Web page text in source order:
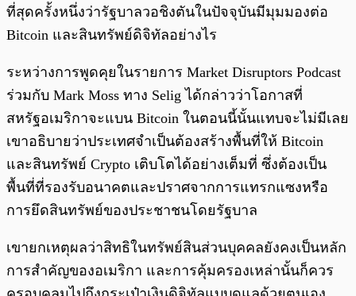
ที่สุดครั้งหนึ่งว่ารัฐบาลวอชิงตันในปัจจุบันมีมุมมองต่อ
Bitcoin และสินทรัพย์ดิจิทัลอย่างไร
ระหว่างการพูดคุยในรายการ Market Disruptors Podcast
ร่วมกับ Mark Moss ทาง Selig ได้กล่าวว่าโอกาสที่
สหรัฐอเมริกาจะแบน Bitcoin ในตอนนี้นั้นแทบจะไม่มีเลย
เขาอธิบายว่าประเทศจำเป็นต้องสร้างพื้นที่ให้ Bitcoin
และสินทรัพย์ Crypto เติบโตได้อย่างเต็มที่ ซึ่งต้องเป็น
พื้นที่ที่รองรับอนาคตและปราศจากการแทรกแซงหรือ
การยึดสินทรัพย์ของประชาชนโดยรัฐบาล
เขายกเหตุผลว่าสิทธิในทรัพย์สินส่วนบุคคลยังคงเป็นหลัก
การสำคัญของอเมริกา และการคุ้มครองเหล่านั้นก็ควร